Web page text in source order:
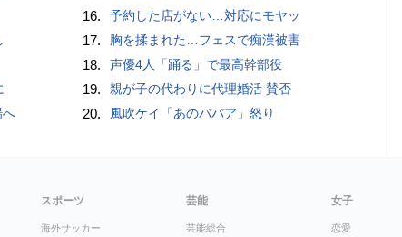
へ
16. 予約した店がない…対応にモヤッ
17. 胸を揉まれた…フェスで痴漢被害
18. 声優4人「踊る」で最高幹部役
19. 親が子の代わりに代理婚活 賛否
20. 風吹ケイ「あのババア」怒り
スポーツ
海外サッカー
芸能
芸能総合
女子
恋愛